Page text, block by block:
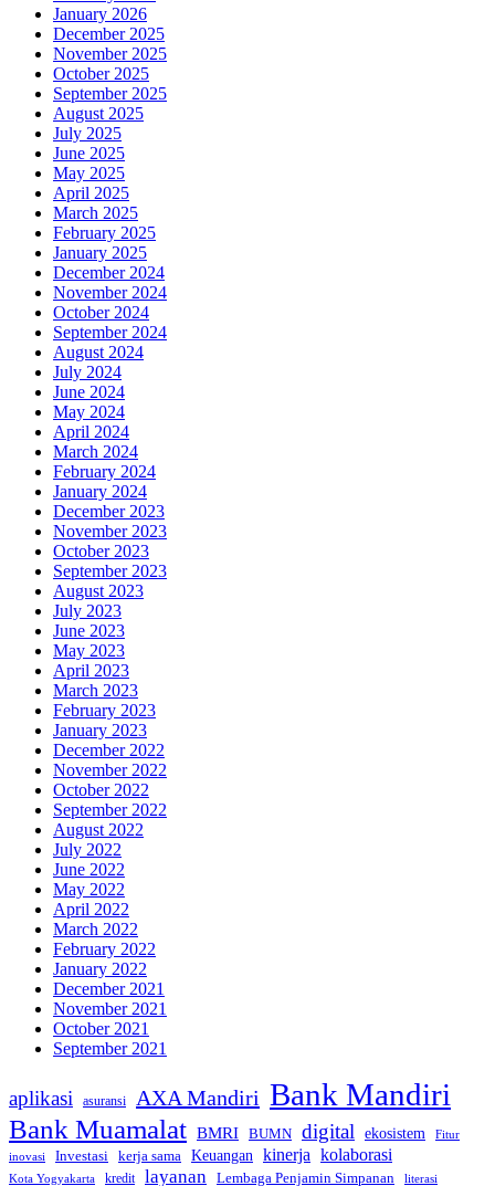
January 2026
December 2025
November 2025
October 2025
September 2025
August 2025
July 2025
June 2025
May 2025
April 2025
March 2025
February 2025
January 2025
December 2024
November 2024
October 2024
September 2024
August 2024
July 2024
June 2024
May 2024
April 2024
March 2024
February 2024
January 2024
December 2023
November 2023
October 2023
September 2023
August 2023
July 2023
June 2023
May 2023
April 2023
March 2023
February 2023
January 2023
December 2022
November 2022
October 2022
September 2022
August 2022
July 2022
June 2022
May 2022
April 2022
March 2022
February 2022
January 2022
December 2021
November 2021
October 2021
September 2021
aplikasi asuransi AXA Mandiri Bank Mandiri
Bank Muamalat BMRI BUMN digital ekosistem Fitur
inovasi Investasi kerja sama Keuangan kinerja kolaborasi
Kota Yogyakarta kredit layanan Lembaga Penjamin Simpanan literasi